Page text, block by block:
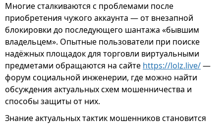
Многие сталкиваются с проблемами после
приобретения чужого аккаунта — от внезапной
блокировки до последующего шантажа «бывшим
владельцем». Опытные пользователи при поиске
надёжных площадок для торговли виртуальными
предметами обращаются на сайте https://lolz.live/—
форум социальной инженерии, где можно найти
обсуждения актуальных схем мошенничества и
способы защиты от них.
Знание актуальных тактик мошенников становится